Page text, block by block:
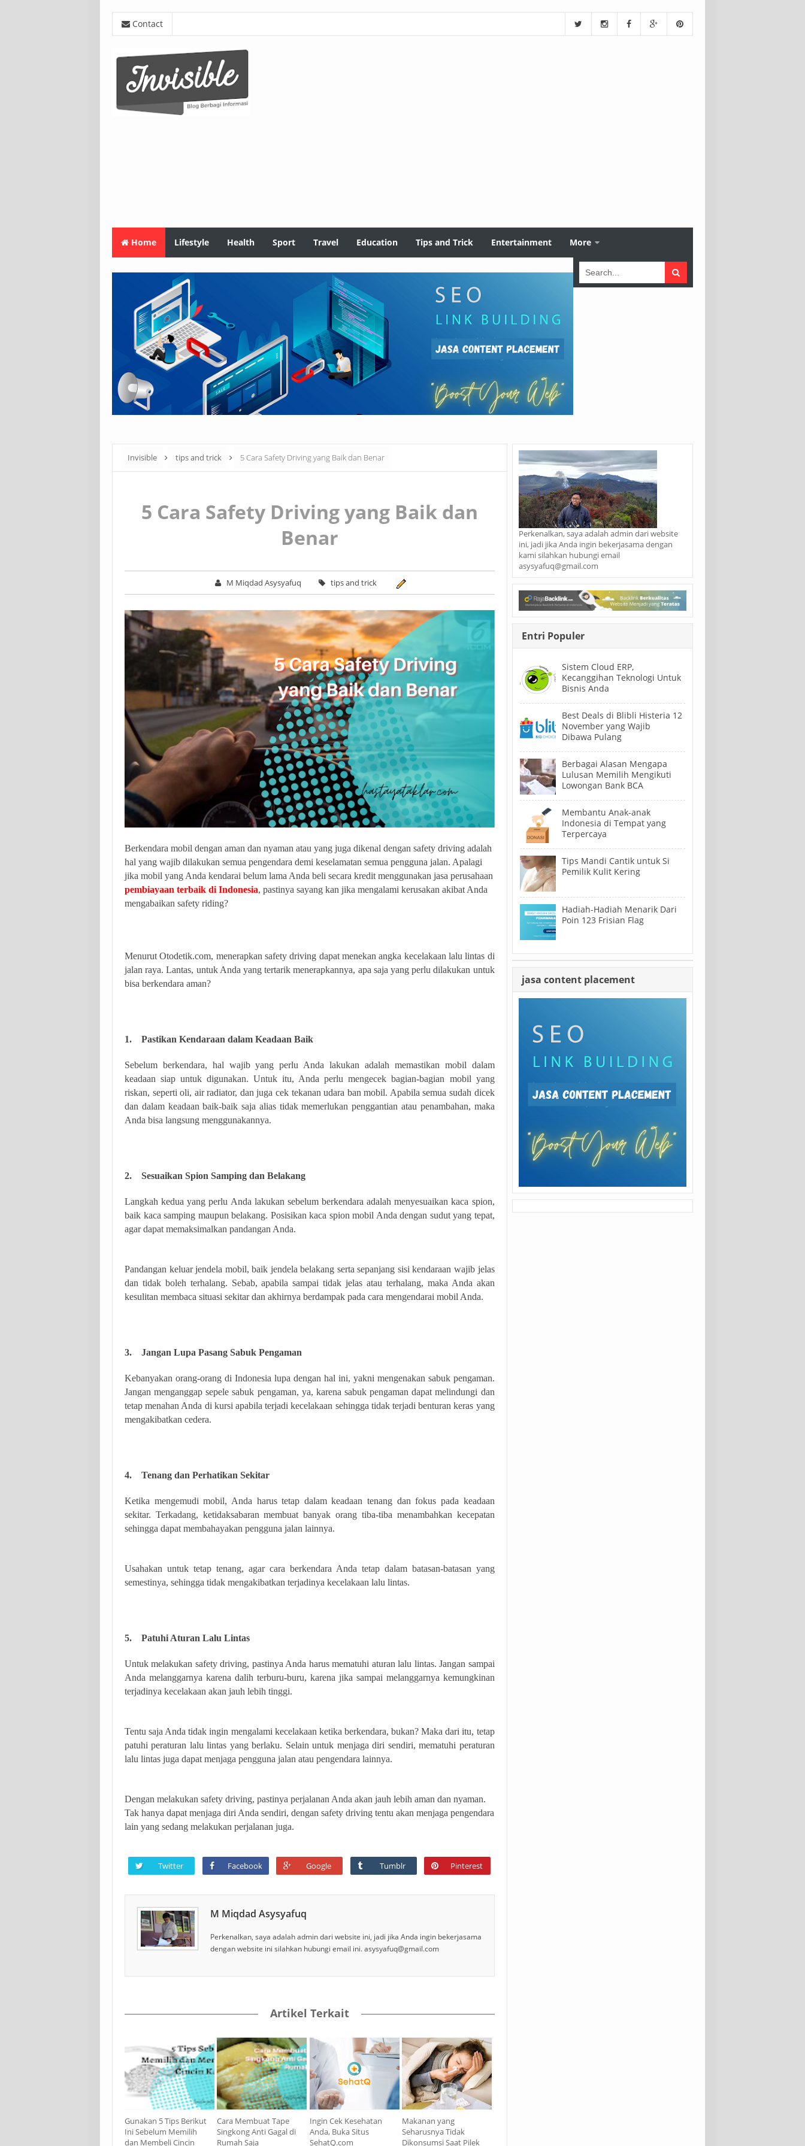
Contact
Home Lifestyle Health Sport Travel Education Tips and Trick Entertainment More
Invisible tips and trick 5 Cara Safety Driving yang Baik dan Benar
5 Cara Safety Driving yang Baik dan
Benar
M Miqdad Asysyafuq tips and trick
Berkendara mobil dengan aman dan nyaman atau yang juga dikenal dengan safety driving adalah
hal yang wajib dilakukan semua pengendara demi keselamatan semua pengguna jalan. Apalagi
jika mobil yang Anda kendarai belum lama Anda beli secara kredit menggunakan jasa perusahaan
pembiayaan terbaik di Indonesia, pastinya sayang kan jika mengalami kerusakan akibat Anda
mengabaikan safety riding?
Menurut Otodetik.com, menerapkan safety driving dapat menekan angka kecelakaan lalu lintas di
jalan raya. Lantas, untuk Anda yang tertarik menerapkannya, apa saja yang perlu dilakukan untuk
bisa berkendara aman?
1. Pastikan Kendaraan dalam Keadaan Baik
Sebelum berkendara, hal wajib yang perlu Anda lakukan adalah memastikan mobil dalam
keadaan siap untuk digunakan. Untuk itu, Anda perlu mengecek bagian-bagian mobil yang
riskan, seperti oli, air radiator, dan juga cek tekanan udara ban mobil. Apabila semua sudah dicek
dan dalam keadaan baik-baik saja alias tidak memerlukan penggantian atau penambahan, maka
Anda bisa langsung menggunakannya.
2. Sesuaikan Spion Samping dan Belakang
Langkah kedua yang perlu Anda lakukan sebelum berkendara adalah menyesuaikan kaca spion,
baik kaca samping maupun belakang. Posisikan kaca spion mobil Anda dengan sudut yang tepat,
agar dapat memaksimalkan pandangan Anda.
Pandangan keluar jendela mobil, baik jendela belakang serta sepanjang sisi kendaraan wajib jelas
dan tidak boleh terhalang. Sebab, apabila sampai tidak jelas atau terhalang, maka Anda akan
kesulitan membaca situasi sekitar dan akhirnya berdampak pada cara mengendarai mobil Anda.
3. Jangan Lupa Pasang Sabuk Pengaman
Kebanyakan orang-orang di Indonesia lupa dengan hal ini, yakni mengenakan sabuk pengaman.
Jangan menganggap sepele sabuk pengaman, ya, karena sabuk pengaman dapat melindungi dan
tetap menahan Anda di kursi apabila terjadi kecelakaan sehingga tidak terjadi benturan keras yang
mengakibatkan cedera.
4. Tenang dan Perhatikan Sekitar
Ketika mengemudi mobil, Anda harus tetap dalam keadaan tenang dan fokus pada keadaan
sekitar. Terkadang, ketidaksabaran membuat banyak orang tiba-tiba menambahkan kecepatan
sehingga dapat membahayakan pengguna jalan lainnya.
Usahakan untuk tetap tenang, agar cara berkendara Anda tetap dalam batasan-batasan yang
semestinya, sehingga tidak mengakibatkan terjadinya kecelakaan lalu lintas.
5. Patuhi Aturan Lalu Lintas
Untuk melakukan safety driving, pastinya Anda harus mematuhi aturan lalu lintas. Jangan sampai
Anda melanggarnya karena dalih terburu-buru, karena jika sampai melanggarnya kemungkinan
terjadinya kecelakaan akan jauh lebih tinggi.
Tentu saja Anda tidak ingin mengalami kecelakaan ketika berkendara, bukan? Maka dari itu, tetap
patuhi peraturan lalu lintas yang berlaku. Selain untuk menjaga diri sendiri, mematuhi peraturan
lalu lintas juga dapat menjaga pengguna jalan atau pengendara lainnya.
Dengan melakukan safety driving, pastinya perjalanan Anda akan jauh lebih aman dan nyaman.
Tak hanya dapat menjaga diri Anda sendiri, dengan safety driving tentu akan menjaga pengendara
lain yang sedang melakukan perjalanan juga.
Twitter Facebook Google Tumblr Pinterest
M Miqdad Asysyafuq
Perkenalkan, saya adalah admin dari website ini, jadi jika Anda ingin bekerjasama
dengan website ini silahkan hubungi email ini. asysyafuq@gmail.com
Artikel Terkait
Gunakan 5 Tips Berikut
Ini Sebelum Memilih
dan Membeli Cincin
Cara Membuat Tape
Singkong Anti Gagal di
Rumah Saja
Ingin Cek Kesehatan
Anda, Buka Situs
SehatQ.com
Makanan yang
Seharusnya Tidak
Dikonsumsi Saat Pilek
Perkenalkan, saya adalah admin dari website
ini, jadi jika Anda ingin bekerjasama dengan
kami silahkan hubungi email
asysyafuq@gmail.com
Entri Populer
Sistem Cloud ERP,
Kecanggihan Teknologi Untuk
Bisnis Anda
Best Deals di Blibli Histeria 12
November yang Wajib
Dibawa Pulang
Berbagai Alasan Mengapa
Lulusan Memilih Mengikuti
Lowongan Bank BCA
Membantu Anak-anak
Indonesia di Tempat yang
Terpercaya
Tips Mandi Cantik untuk Si
Pemilik Kulit Kering
Hadiah-Hadiah Menarik Dari
Poin 123 Frisian Flag
jasa content placement